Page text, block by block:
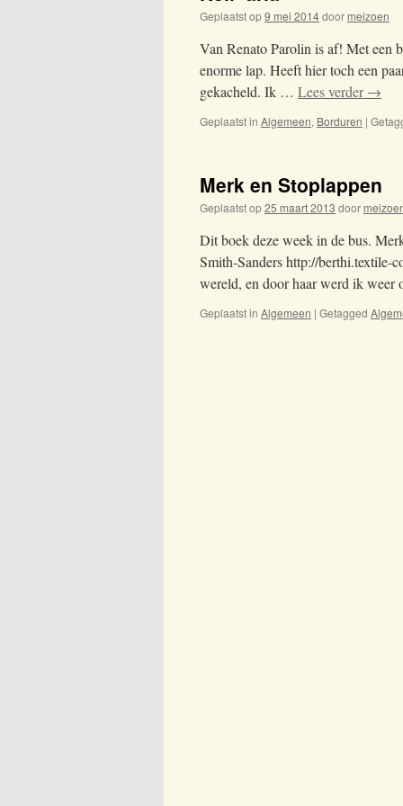
Geplaatst op9 mei 2014doormeizoen
Van Renato Parolin is af! Met een
enorme lap. Heeft hier toch een
gekacheld. Ik … Lees verder→
Geplaatst in Algemeen, Borduren |
Merk en Stoplappen
Geplaatst op25 maart 2013 door
Dit boek deze week in de bus.
Smith-Sanders http://berthi.textile-
wereld, en door haar werd ik weer
Geplaatst in Algemeen | Getagged